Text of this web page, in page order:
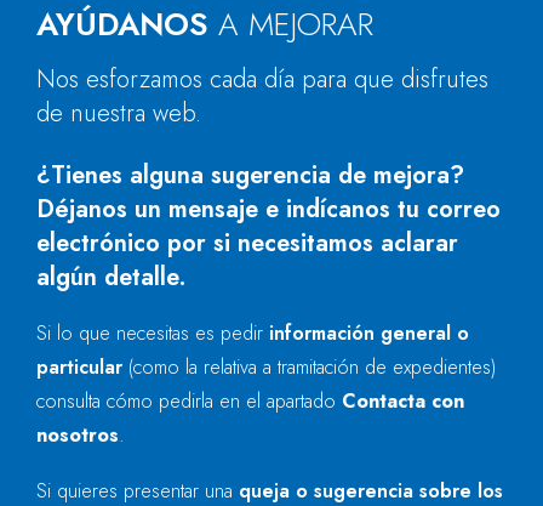
AYÚDANOS A MEJORAR
Nos esforzamos cada día para que disfrutes
de nuestra web.
¿Tienes alguna sugerencia de mejora?
Déjanos un mensaje e indícanos tu correo
electrónico por si necesitamos aclarar
algún detalle.
Si lo que necesitas es pedir información general o
particular (como la relativa a tramitación de expedientes)
consulta cómo pedirla en el apartado Contacta con
nosotros.
Si quieres presentar una queja o sugerencia sobre los